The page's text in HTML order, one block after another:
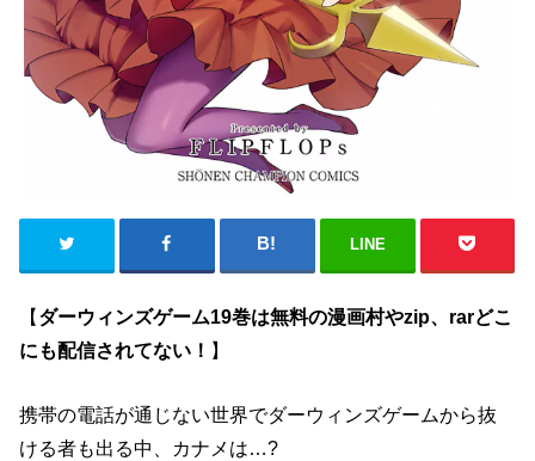
LINE
【ダーウィンズゲーム19巻は無料の漫画村やzip、rarどこ
にも配信されてない！ 】
携帯の電話が通じない世界でダーウィンズゲームから抜
ける者も出る中、カナメは…?